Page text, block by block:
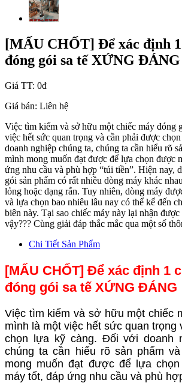
[MẤU CHỐT] Để xác định
đóng gói sa tế XỨNG ĐÁNG
Giá TT: 0đ
Giá bán: Liên hệ
Việc tìm kiếm và sở hữu một chiếc máy đóng
việc hết sức quan trọng và cần phải được
doanh nghiệp chúng ta, chúng ta cần hiểu rõ
mình mong muốn đạt được để lựa chọn được
ứng nhu cầu và phù hợp “túi tiền”. Hiện nay,
gói sản phẩm có rất nhiều dòng máy khác
lỏng hoặc dạng rắn. Tuy nhiên, dòng máy
và lựa chọn bao nhiêu lâu nay có thể kể đến
biên này. Tại sao chiếc máy này lại nhận
vậy??? Cùng giải đáp thắc mắc qua một số
Chi Tiết Sản Phẩm
[MẤU CHỐT] Để xác định 1
đóng gói sa tế XỨNG ĐÁNG
Việc tìm kiếm và sở hữu một chiếc
mình là một việc hết sức quan trọng
chọn lựa kỹ càng. Đối với doanh
chúng ta cần hiểu rõ sản phẩm
mong muốn đạt được để lựa
máy tốt, đáp ứng nhu cầu và phù